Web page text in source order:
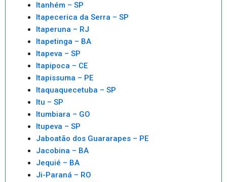
Itanhém – SP
Itapecerica da Serra – SP
Itaperuna – RJ
Itapetinga – BA
Itapeva – SP
Itapipoca – CE
Itapissuma – PE
Itaquaquecetuba – SP
Itu – SP
Itumbiara – GO
Itupeva – SP
Jaboatão dos Guararapes – PE
Jacobina – BA
Jequié – BA
Ji-Paraná – RO